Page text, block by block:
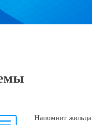
Напомнит